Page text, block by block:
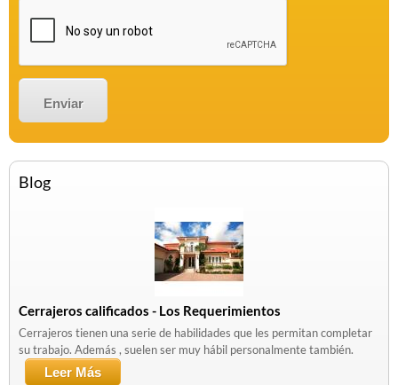
Blog
Cerrajeros calificados - Los Requerimientos
Cerrajeros tienen una serie de habilidades que les permitan completar
su trabajo. Además , suelen ser muy hábil personalmente también.
Leer Más